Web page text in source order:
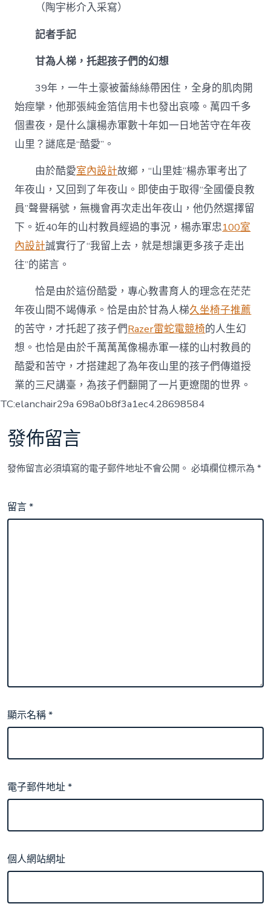
（陶宇彬介入采寫）
記者手記
甘為人梯，托起孩子們的幻想
39年，一牛土豪被蕾絲絲帶困住，全身的肌肉開
始痙攣，他那張純金箔信用卡也發出哀嚎。萬四千多
個晝夜，是什么讓楊赤軍數十年如一日地苦守在年夜
山里？謎底是“酷愛”。
由於酷愛室內設計故鄉，“山里娃”楊赤軍考出了
年夜山，又回到了年夜山。即使由于取得“全國優良教
員”聲譽稱號，無機會再次走出年夜山，他仍然選擇留
下。近40年的山村教員經過的事況，楊赤軍忠100室
內設計誠實行了“我留上去，就是想讓更多孩子走出
往”的諾言。
恰是由於這份酷愛，專心教書育人的理念在茫茫
年夜山間不竭傳承。恰是由於甘為人梯久坐椅子推薦
的苦守，才托起了孩子們Razer雷蛇電競椅的人生幻
想。也恰是由於千萬萬萬像楊赤軍一樣的山村教員的
酷愛和苦守，才搭建起了為年夜山里的孩子們傳道授
業的三尺講臺，為孩子們翻開了一片更遼闊的世界。
TC:elanchair29a 698a0b8f3a1ec4.28698584
發佈留言
發佈留言必須填寫的電子郵件地址不會公開。 必填欄位標示為*
留言*
顯示名稱*
電子郵件地址*
個人網站網址